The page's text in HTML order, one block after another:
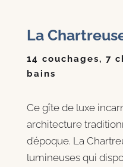
La
14 couchages, 7
bains
Ce gîte de luxe
architecture
d’époque. La
lumineuses qui